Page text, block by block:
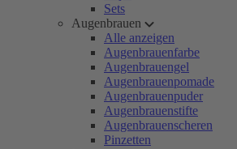
Sets
Augenbrauen
Alle anzeigen
Augenbrauenfarbe
Augenbrauengel
Augenbrauenpomade
Augenbrauenpuder
Augenbrauenstifte
Augenbrauenscheren
Pinzetten